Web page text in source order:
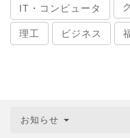
IT・コンピュータ
理工 ビジネス
お知らせ